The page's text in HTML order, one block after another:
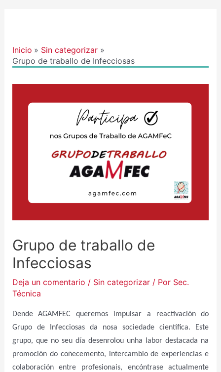
Inicio
Sin categorizar
Grupo de traballo de Infecciosas
Grupo de traballo de
Infecciosas
Deja un comentario / Sin categorizar/ Por Sec.
Técnica
DendeAGAMFEC queremos impulsar a reactivación do
Grupo de Infecciosas da nosa sociedade científica. Este
grupo, que no seu día desenrolou unha labor destacada na
promoción do coñecemento, intercambio de experiencias e
colaboración entre profesionais, encóntrase actualmente